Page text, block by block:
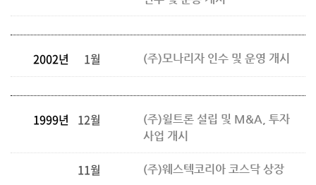
2002년 1월 (주)모나리자 인수 및 운영 개시
1999년 12월
(주)윌트론 설립 및 M&A, 투자
사업 개시
11월 (주)웨스텍코리아 코스닥 상장